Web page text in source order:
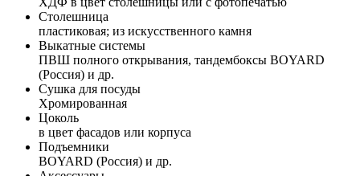
Столешница
пластиковая; из искусственного камня
Выкатные системы
ПВШ полного открывания, тандембоксы BOYARD
(Россия) и др.
Сушка для посуды
Хромированная
Цоколь
в цвет фасадов или корпуса
Подъемники
BOYARD (Россия) и др.